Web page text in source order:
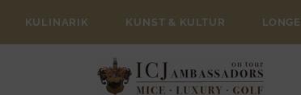
KULINARIK KUNST & KULTUR